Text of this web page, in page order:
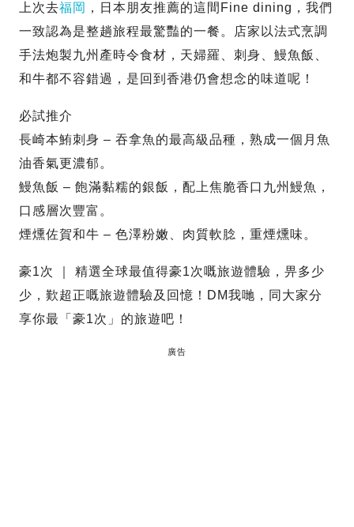
上次去福岡 ，日本朋友推薦的這間Fine dining，我們
一致認為是整趟旅程最驚豔的一餐。店家以法式烹調
手法炮製九州產時令食材，天婦羅、刺身、鰻魚飯、
和牛都不容錯過，是回到香港仍會想念的味道呢！
必試推介
長崎本鮪刺身 – 吞拿魚的最高級品種，熟成一個月魚
油香氣更濃郁。
鰻魚飯 – 飽滿黏糯的銀飯，配上焦脆香口九州鰻魚，
口感層次豐富。
煙燻佐賀和牛 – 色澤粉嫩、肉質軟腍，重煙燻味。
豪1次 ｜ 精選全球最值得豪1次嘅旅遊體驗，畀多少
少，歎超正嘅旅遊體驗及回憶！DM我哋，同大家分
享你最「豪1次」的旅遊吧！
廣告